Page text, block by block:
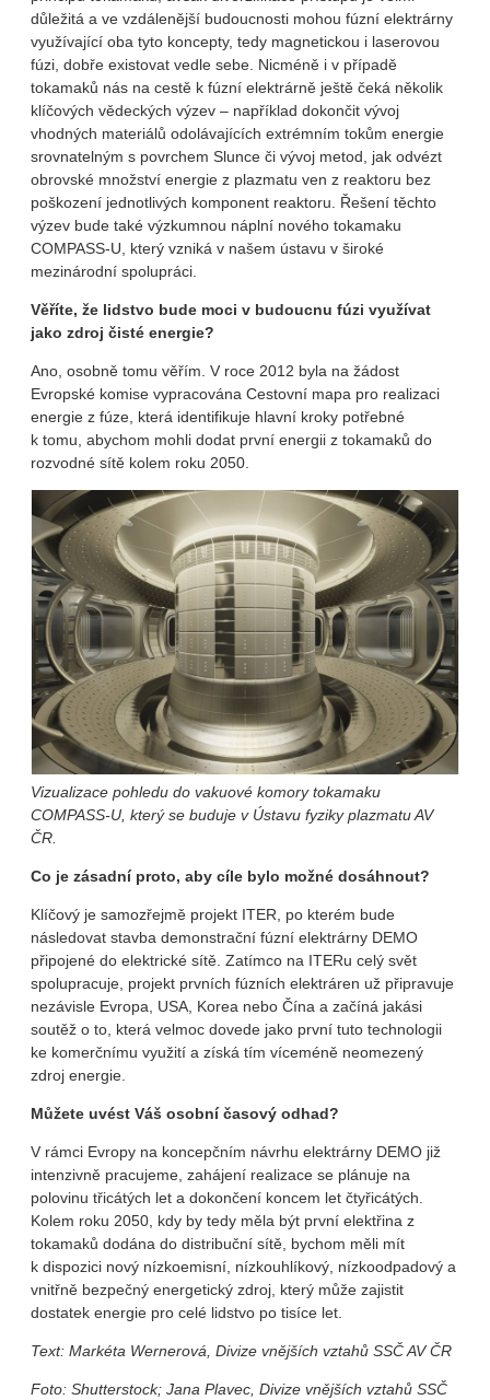
důležitá a ve vzdálenější budoucnosti mohou fúzní elektrárny
využívající oba tyto koncepty, tedy magnetickou i laserovou
fúzi, dobře existovat vedle sebe. Nicméně i v případě
tokamaků nás na cestě k fúzní elektrárně ještě čeká několik
klíčových vědeckých výzev – například dokončit vývoj
vhodných materiálů odolávajících extrémním tokům energie
srovnatelným s povrchem Slunce či vývoj metod, jak odvézt
obrovské množství energie z plazmatu ven z reaktoru bez
poškození jednotlivých komponent reaktoru. Řešení těchto
výzev bude také výzkumnou náplní nového tokamaku
COMPASS-U, který vzniká v našem ústavu v široké
mezinárodní spolupráci.
Věříte, že lidstvo bude moci v budoucnu fúzi využívat
jako zdroj čisté energie?
Ano, osobně tomu věřím. V roce 2012 byla na žádost
Evropské komise vypracována Cestovní mapa pro realizaci
energie z fúze, která identifikuje hlavní kroky potřebné
k tomu, abychom mohli dodat první energii z tokamaků do
rozvodné sítě kolem roku 2050.
Vizualizace pohledu do vakuové komory tokamaku
COMPASS-U, který se buduje v Ústavu fyziky plazmatu AV
ČR.
Co je zásadní proto, aby cíle bylo možné dosáhnout?
Klíčový je samozřejmě projekt ITER, po kterém bude
následovat stavba demonstrační fúzní elektrárny DEMO
připojené do elektrické sítě. Zatímco na ITERu celý svět
spolupracuje, projekt prvních fúzních elektráren už připravuje
nezávisle Evropa, USA, Korea nebo Čína a začíná jakási
soutěž o to, která velmoc dovede jako první tuto technologii
ke komerčnímu využití a získá tím víceméně neomezený
zdroj energie.
Můžete uvést Váš osobní časový odhad?
V rámci Evropy na koncepčním návrhu elektrárny DEMO již
intenzivně pracujeme, zahájení realizace se plánuje na
polovinu třicátých let a dokončení koncem let čtyřicátých.
Kolem roku 2050, kdy by tedy měla být první elektřina z
tokamaků dodána do distribuční sítě, bychom měli mít
k dispozici nový nízkoemisní, nízkouhlíkový, nízkoodpadový a
vnitřně bezpečný energetický zdroj, který může zajistit
dostatek energie pro celé lidstvo po tisíce let.
Text: Markéta Wernerová, Divize vnějších vztahů SSČ AV ČR
Foto: Shutterstock; Jana Plavec, Divize vnějších vztahů SSČ